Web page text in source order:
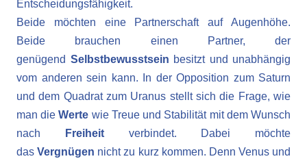
Entscheidungsfähigkeit.
Beide möchten eine Partnerschaft auf Augenhöhe.
Beide brauchen einen Partner, der
genügend Selbstbewusstsein besitzt und unabhängig
vom anderen sein kann. In der Opposition zum Saturn
und dem Quadrat zum Uranus stellt sich die Frage, wie
man dieWerte wie Treue und Stabilität mit dem Wunsch
nach
Freiheitverbindet. Dabei möchte
dasVergnügen nicht zu kurz kommen. Denn Venus und